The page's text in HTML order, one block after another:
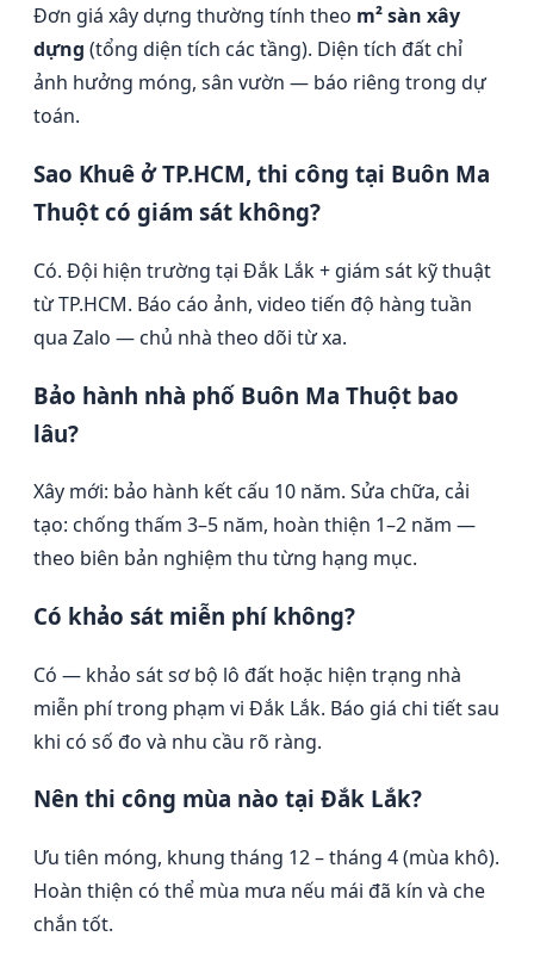
Đơn giá xây dựng thường tính theo m² sàn xây
dựng (tổng diện tích các tầng). Diện tích đất chỉ
ảnh hưởng móng, sân vườn — báo riêng trong dự
toán.
Sao Khuê ở TP.HCM, thi công tại Buôn Ma
Thuột có giám sát không?
Có. Đội hiện trường tại Đắk Lắk + giám sát kỹ thuật
từ TP.HCM. Báo cáo ảnh, video tiến độ hàng tuần
qua Zalo — chủ nhà theo dõi từ xa.
Bảo hành nhà phố Buôn Ma Thuột bao
lâu?
Xây mới: bảo hành kết cấu 10 năm. Sửa chữa, cải
tạo: chống thấm 3–5 năm, hoàn thiện 1–2 năm —
theo biên bản nghiệm thu từng hạng mục.
Có khảo sát miễn phí không?
Có — khảo sát sơ bộ lô đất hoặc hiện trạng nhà
miễn phí trong phạm vi Đắk Lắk. Báo giá chi tiết sau
khi có số đo và nhu cầu rõ ràng.
Nên thi công mùa nào tại Đắk Lắk?
Ưu tiên móng, khung tháng 12 – tháng 4 (mùa khô).
Hoàn thiện có thể mùa mưa nếu mái đã kín và che
chắn tốt.